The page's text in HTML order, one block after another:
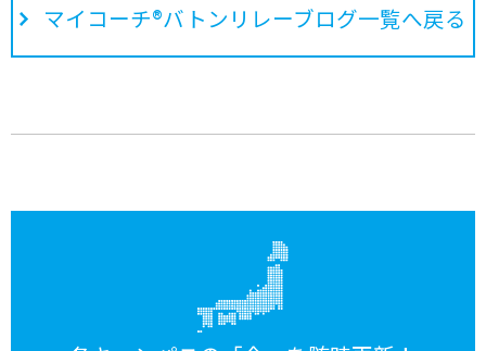
マイコーチ®バトンリレーブログ一覧へ戻る